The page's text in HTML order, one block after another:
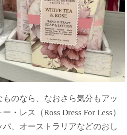
のなら、なおさら気分もアッ
・レス（Ross Dress For Less）
、オーストラリアなどのおし